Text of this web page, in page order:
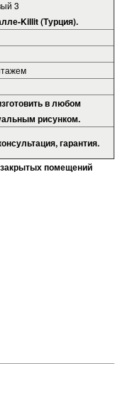
3
Killit (Турция).
в любом
рисунком.
гарантия.
помещений